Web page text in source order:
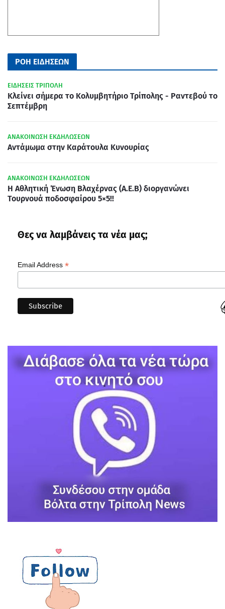
ΡΟΗ ΕΙΔΗΣΕΩΝ
ΕΙΔΗΣΕΙΣ ΤΡΙΠΟΛΗ
Κλείνει σήμερα το Κολυμβητήριο Τρίπολης - Ραντεβού το
Σεπτέμβρη
ΑΝΑΚΟΙΝΩΣΗ ΕΚΔΗΛΩΣΕΩΝ
Αντάμωμα στην Καράτουλα Κυνουρίας
ΑΝΑΚΟΙΝΩΣΗ ΕΚΔΗΛΩΣΕΩΝ
Η Αθλητική Ένωση Βλαχέρνας (Α.Ε.Β) διοργανώνει
Τουρνουά ποδοσφαίρου 5×5!!
Θες να λαμβάνεις τα νέα μας;
Email Address *